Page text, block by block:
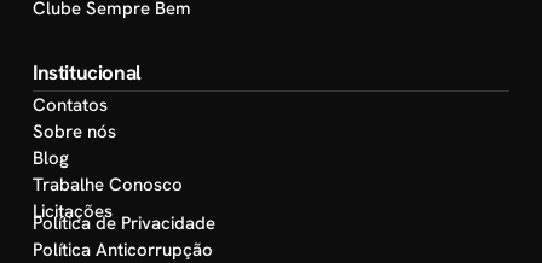
Clube Sempre Bem
Institucional
Contatos
Sobre nós
Blog
Trabalhe Conosco
Licitações
Política de Privacidade
Política Anticorrupção